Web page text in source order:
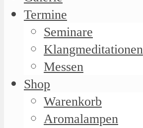
Termine
Seminare
Klangmeditationen
Messen
Shop
Warenkorb
Aromalampen